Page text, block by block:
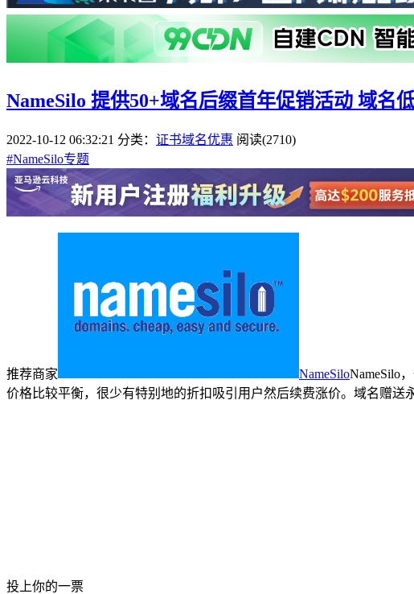
NameSilo 提供50+域名后缀首年促销活动 域名
2022-10-12 06:32:21 分类： 证书域名优惠 阅读(2710)
#NameSilo专题
推荐商家 NameSiloNameSilo
价格比较平衡，很少有特别地的折扣吸引用户然后续费涨价。域名赠送
投上你的一票